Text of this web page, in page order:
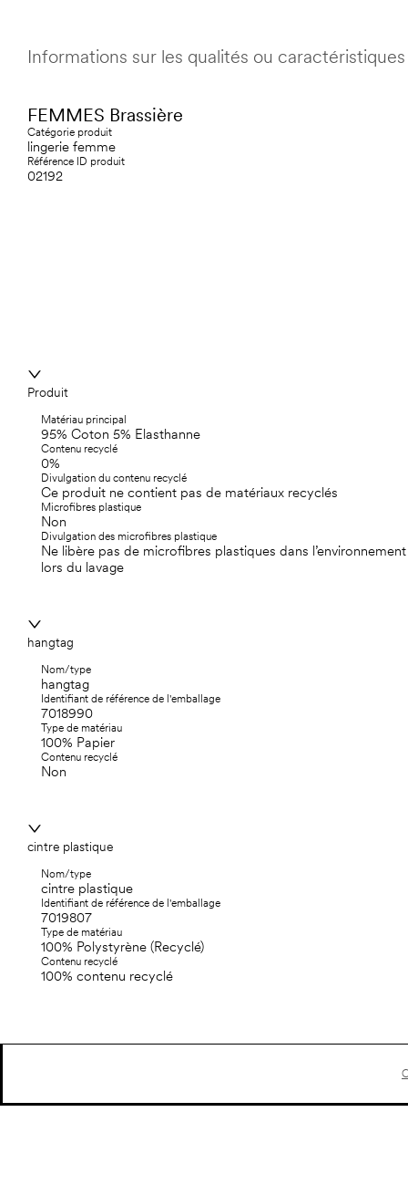
Informations sur les qualités ou
FEMMES Brassière
Catégorie produit
lingerie femme
Référence ID produit
02192
Produit
Matériau principal
95% Coton 5% Elasthanne
Contenu recyclé
0%
Divulgation du contenu recyclé
Ce produit ne contient pas de matériaux recyclés
Microfibres plastique
Non
Divulgation des microfibres plastique
Ne libère pas de microfibres plastiques dans l’environnement
lors du lavage
hangtag
Nom/type
hangtag
Identifiant de référence de l'emballage
7018990
Type de matériau
100% Papier
Contenu recyclé
Non
cintre plastique
Nom/type
cintre plastique
Identifiant de référence de l'emballage
7019807
Type de matériau
100% Polystyrène (Recyclé)
Contenu recyclé
100% contenu recyclé